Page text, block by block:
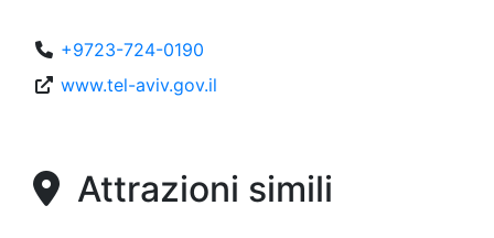
+9723-724-0190
www.tel-aviv.gov.il
Attrazioni simili